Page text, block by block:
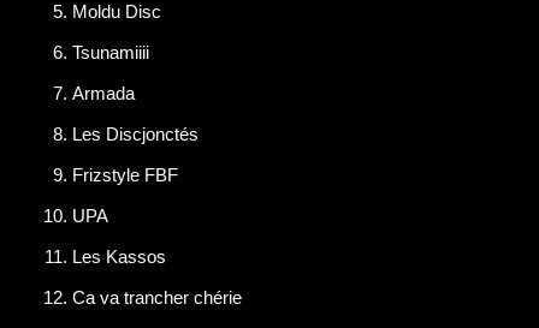
Moldu Disc
Tsunamiiii
Armada
Les Discjonctés
Frizstyle FBF
UPA
Les Kassos
Ca va trancher chérie